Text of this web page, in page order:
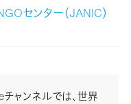
センター（JANIC）
ャンネルでは、世界